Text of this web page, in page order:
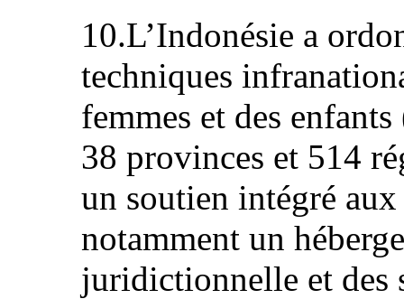
10.L’Indonésie a
techniques
femmes et des
38 provinces et 514
un soutien intégré
notamment un
juridictionnelle et des